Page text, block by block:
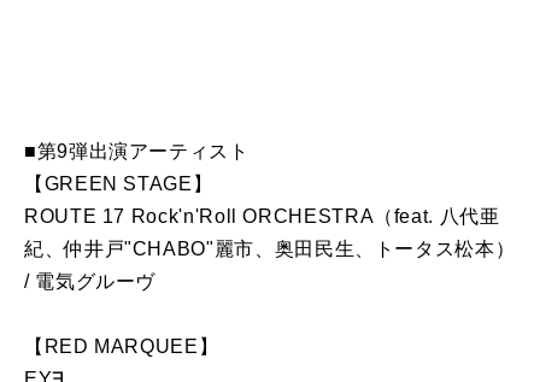
■第9弾出演アーティスト
【GREEN STAGE】
ROUTE 17 Rock'n'Roll ORCHESTRA（feat. 八代亜
紀、仲井戸"CHABO"麗市、奥田民生、トータス松本）
/ 電気グルーヴ
【RED MARQUEE】